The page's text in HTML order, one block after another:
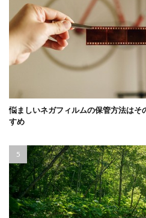
悩ましいネガフィルムの保管方法は
すめ